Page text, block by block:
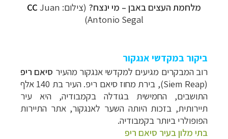
מלחמת העצים באבן – מי ינצח? (צילום: CC Juan
Antonio Segal)
ביקור במקדשי אנגקור
רוב המבקרים מגיעים למקדשי אנגקור מהעיר סיאם ריפ
(Siem Reap), בירת מחוז סיאם ריפ. העיר בת 140 אלף
התושבים, החמישית בגודלה בקמבודיה, היא עיר
תיירותית, בזכות היותה השער לאנגקור, אתר התיירות
הפופולרי ביותר בקמבודיה.
בתי מלון בעיר סיאם ריפ